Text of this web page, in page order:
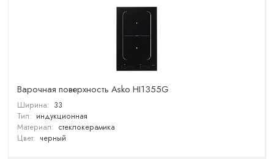
Варочная поверхность Asko HI1355G
Ширина: 33
Тип: индукционная
Материал: стеклокерамика
Цвет: черный